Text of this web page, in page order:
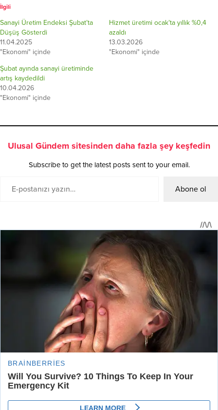
İlgili
Sanayi Üretim Endeksi Şubat’ta
Düşüş Gösterdi
11.04.2025
"Ekonomi" içinde
Hizmet üretimi ocak’ta yıllık %0,4
azaldı
13.03.2026
"Ekonomi" içinde
Şubat ayında sanayi üretiminde
artış kaydedildi
10.04.2026
"Ekonomi" içinde
Ulusal Gündem sitesinden daha fazla şey keşfedin
Subscribe to get the latest posts sent to your email.
Abone ol